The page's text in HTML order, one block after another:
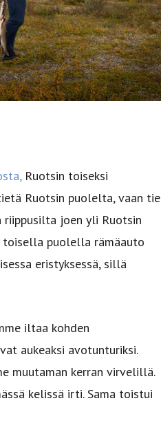
Ruotsin toiseksi
Ruotsin puolelta, vaan tie
riippusilta joen yli Ruotsin
toisella puolella rämäauto
eristyksessä, sillä
iltaa kohden
aukeaksi avotunturiksi.
muutaman kerran virvelillä.
kelissä irti. Sama toistui